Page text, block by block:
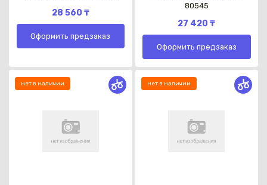
28 560 ₸
Оформить предзаказ
80545
27 420 ₸
Оформить предзаказ
нет в наличии нет в наличии